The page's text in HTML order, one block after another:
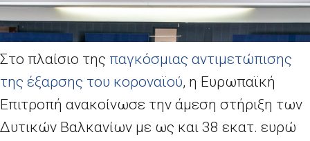
Στο πλαίσιο της παγκόσμιας αντιμετώπισης
της έξαρσης του κοροναϊού, η Ευρωπαϊκή
Επιτροπή ανακοίνωσε την άμεση στήριξη των
Δυτικών Βαλκανίων με ως και 38 εκατ. ευρώ